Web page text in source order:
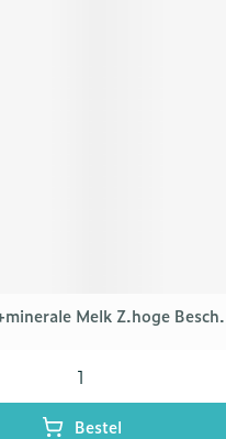
Melk Z.hoge
Bestel